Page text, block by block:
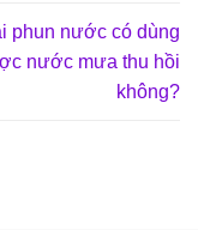
phun nước có dùng
nước mưa thu hồi
không?